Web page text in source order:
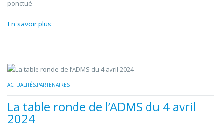
ponctué
En savoir plus
ACTUALITÉS,PARTENAIRES
La table ronde de l’ADMS du 4 avril
2024